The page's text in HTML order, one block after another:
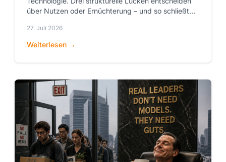
über Nutzen oder Ernüchterung – und so schließt
27. Juli 2026
Weiterlesen →